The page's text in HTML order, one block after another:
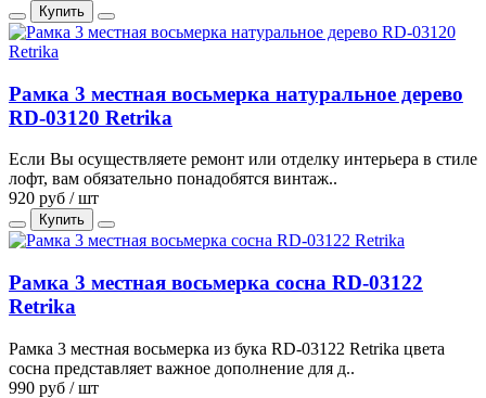
Купить
Рамка 3 местная восьмерка натуральное дерево
RD-03120 Retrika
Если Вы осуществляете ремонт или отделку интерьера в стиле
лофт, вам обязательно понадобятся винтаж..
920 руб / шт
Купить
Рамка 3 местная восьмерка сосна RD-03122
Retrika
Рамка 3 местная восьмерка из бука RD-03122 Retrika цвета
сосна представляет важное дополнение для д..
990 руб / шт